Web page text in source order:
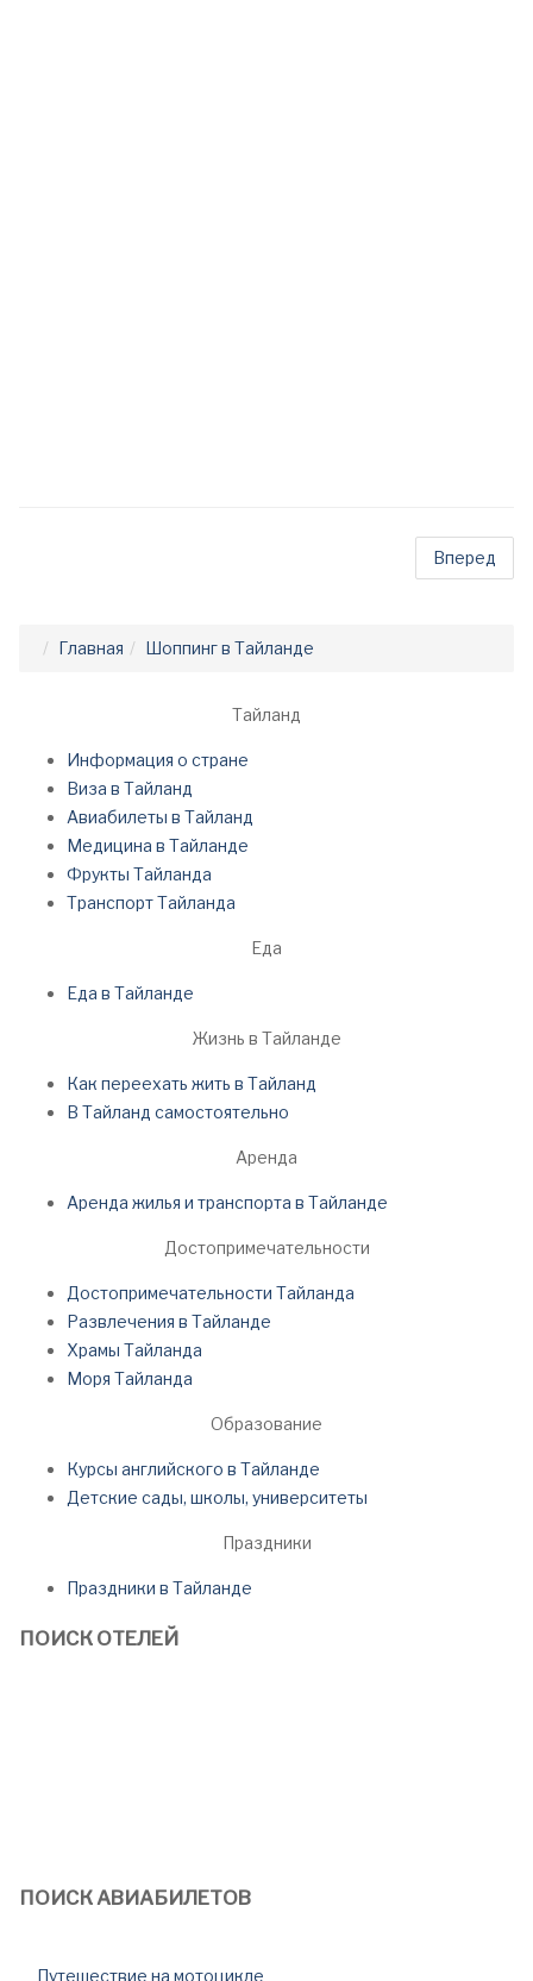
Вперед
Главная Шоппинг в Тайланде
Тайланд
Информация о стране
Виза в Тайланд
Авиабилеты в Тайланд
Медицина в Тайланде
Фрукты Тайланда
Транспорт Тайланда
Еда
Еда в Тайланде
Жизнь в Тайланде
Как переехать жить в Тайланд
В Тайланд самостоятельно
Аренда
Аренда жилья и транспорта в Тайланде
Достопримечательности
Достопримечательности Тайланда
Развлечения в Тайланде
Храмы Тайланда
Моря Тайланда
Образование
Курсы английского в Тайланде
Детские сады, школы, университеты
Праздники
Праздники в Тайланде
ПОИСК ОТЕЛЕЙ
ПОИСК АВИАБИЛЕТОВ
Путешествие на мотоцикле